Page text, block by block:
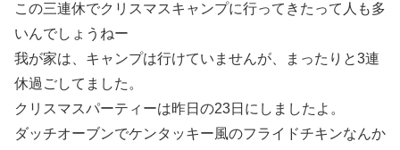
この三連休でクリスマスキャンプに行ってきたって人も多
いんでしょうねー
我が家は、キャンプは行けていませんが、まったりと3連
休過ごしてました。
クリスマスパーティーは昨日の23日にしましたよ。
ダッチオーブンでケンタッキー風のフライドチキンなんか